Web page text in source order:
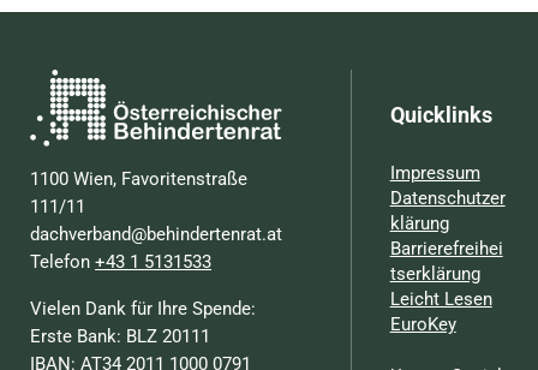
1100 Wien, Favoritenstraße
111/11
dachverband@behindertenrat.at
Telefon+43 1 5131533
Vielen Dank für Ihre Spende:
Erste Bank: BLZ 20111
IBAN: AT34 2011 1000 0791
Quicklinks
Impressum
Datenschutzer
klärung
Barrierefreihei
tserklärung
Leicht Lesen
EuroKey